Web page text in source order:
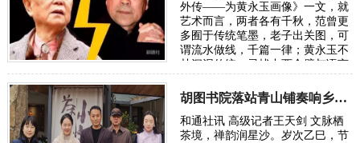
外传——为黄永玉画像》一文，就
艺术而言，两者各有千秋，范曾更
多囿于传统笔墨，老子出关图，可
谓流水做线，千篇一律；黄永玉不
甘沉泥传统，寻找中西合璧与语言
与现代的代…
胡图书院落站青山铺奏响乡土文化振兴新声
和通社讯 高级记者王天剑 文脉栖
茶境，禅韵润星沙。岁次乙巳，节